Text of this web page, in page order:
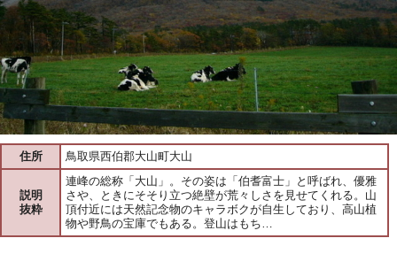
住所 鳥取県西伯郡大山町大山
説明
抜粋
連峰の総称「大山」。その姿は「伯耆富士」と呼ばれ、優雅
さや、ときにそそり立つ絶壁が荒々しさを見せてくれる。山
頂付近には天然記念物のキャラボクが自生しており、高山植
物や野鳥の宝庫でもある。登山はもち…